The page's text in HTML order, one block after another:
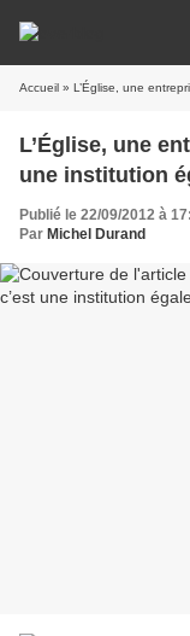
Accueil » L’Église, une
L’Église, une
une institution
Publié le 22/09/2012 à
Par Michel Durand